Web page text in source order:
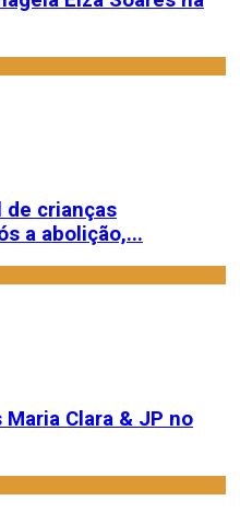
de crianças
a abolição,...
Clara & JP no